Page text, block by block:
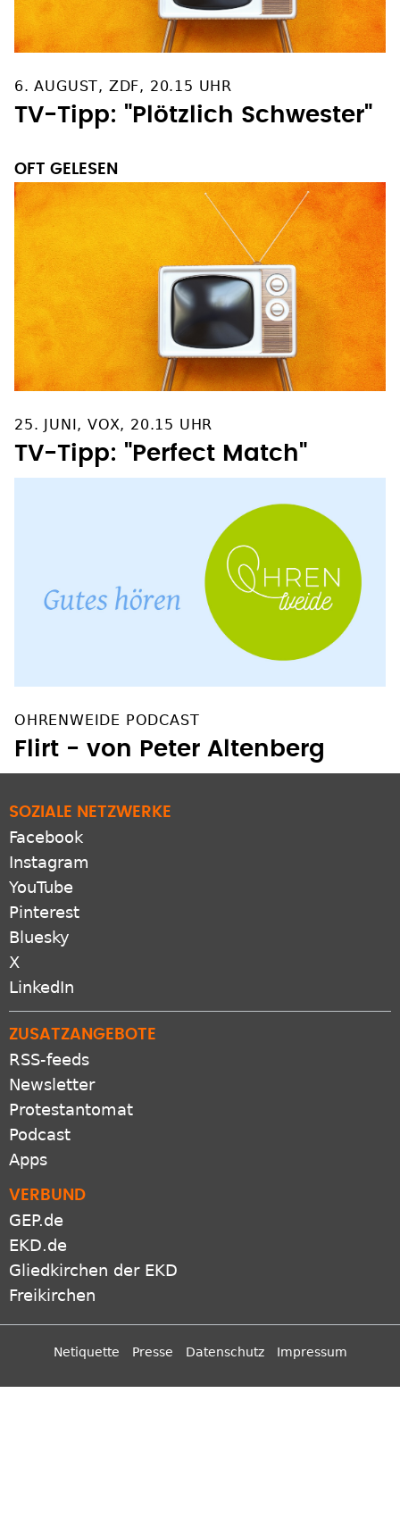
6. AUGUST, ZDF, 20.15 UHR
TV-Tipp: "Plötzlich Schwester"
OFT GELESEN
25. JUNI, VOX, 20.15 UHR
TV-Tipp: "Perfect Match"
OHRENWEIDE PODCAST
Flirt - von Peter Altenberg
SOZIALE NETZWERKE
Facebook
Instagram
YouTube
Pinterest
Bluesky
X
LinkedIn
ZUSATZANGEBOTE
RSS-feeds
Newsletter
Protestantomat
Podcast
Apps
VERBUND
GEP.de
EKD.de
Gliedkirchen der EKD
Freikirchen
Netiquette Presse Datenschutz Impressum